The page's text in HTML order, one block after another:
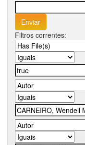
Filtros correntes: